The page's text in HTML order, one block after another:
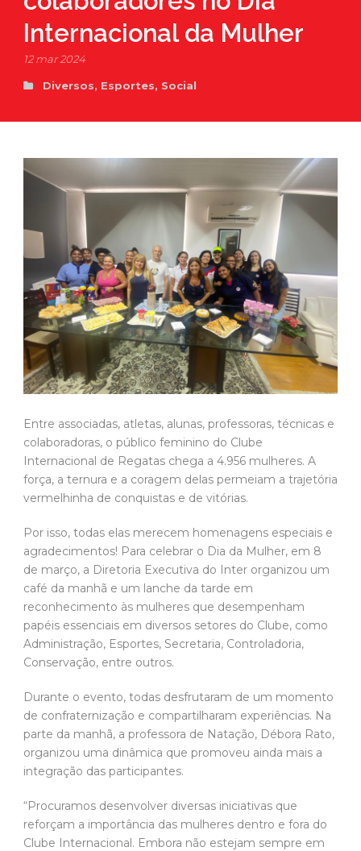
Internacional da Mulher
12 mar 2024
Diversos, Esportes, Social
Entre associadas, atletas, alunas, professoras, técnicas e
colaboradoras, o público feminino do Clube
Internacional de Regatas chega a 4.956 mulheres. A
força, a ternura e a coragem delas permeiam a trajetória
vermelhinha de conquistas e de vitórias.
Por isso, todas elas merecem homenagens especiais e
agradecimentos! Para celebrar o Dia da Mulher, em 8
de março, a Diretoria Executiva do Inter organizou um
café da manhã e um lanche da tarde em
reconhecimento às mulheres que desempenham
papéis essenciais em diversos setores do Clube, como
Administração, Esportes, Secretaria, Controladoria,
Conservação, entre outros.
Durante o evento, todas desfrutaram de um momento
de confraternização e compartilharam experiências. Na
parte da manhã, a professora de Natação, Débora Rato,
organizou uma dinâmica que promoveu ainda mais a
integração das participantes.
“Procuramos desenvolver diversas iniciativas que
reforçam a importância das mulheres dentro e fora do
Clube Internacional. Embora não estejam sempre em